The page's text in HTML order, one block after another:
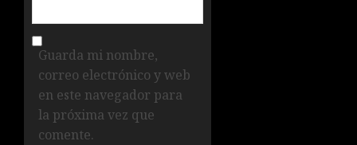
Guarda mi nombre,
correo electrónico y web
en este navegador para
la próxima vez que
comente.